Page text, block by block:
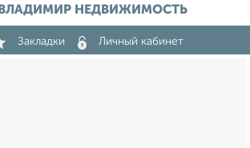
ВЛАДИМИР НЕДВИЖИМОСТЬ
Закладки Личный кабинет